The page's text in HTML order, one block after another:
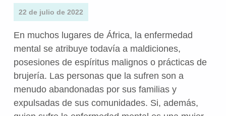
22 de julio de 2022
En muchos lugares de África, la enfermedad
mental se atribuye todavía a maldiciones,
posesiones de espíritus malignos o prácticas de
brujería. Las personas que la sufren son a
menudo abandonadas por sus familias y
expulsadas de sus comunidades. Si, además,